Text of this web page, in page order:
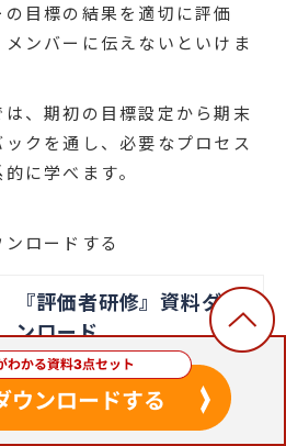
目標の結果を適切に評価
ンバーに伝えないといけま
、期初の目標設定から期末
クを通し、必要なプロセス
に学べます。
ロードする
『評価者研修』資料ダウ
ンロード
「評価者研修」の資料をダウンロード
いただけます。アルーの評価者研修で
は、そのために必要な目標管理・人事
評価の原則や目標提示の方法、評価面
アルー株式会社